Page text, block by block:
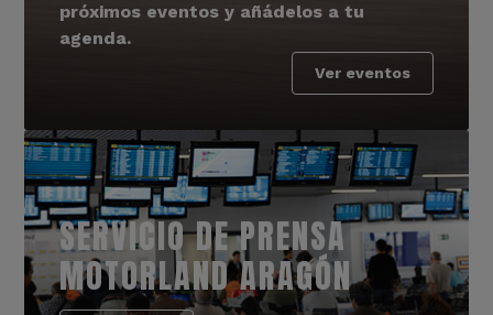
próximos eventos y añádelos a tu
agenda.
Ver eventos
SERVICIO DE PRENSA
MOTORLAND ARAGÓN